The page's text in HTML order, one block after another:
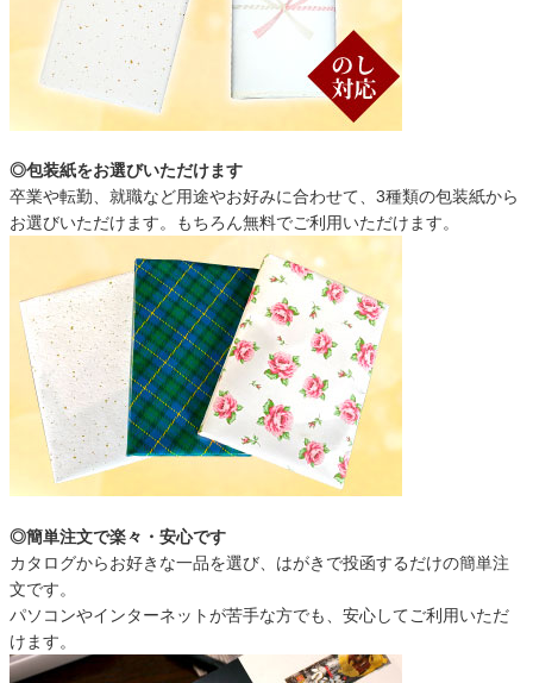
◎包装紙をお選びいただけます
卒業や転勤、就職など用途やお好みに合わせて、3種類の包装紙から
お選びいただけます。もちろん無料でご利用いただけます。
◎簡単注文で楽々・安心です
カタログからお好きな一品を選び、はがきで投函するだけの簡単注
文です。
パソコンやインターネットが苦手な方でも、安心してご利用いただ
けます。